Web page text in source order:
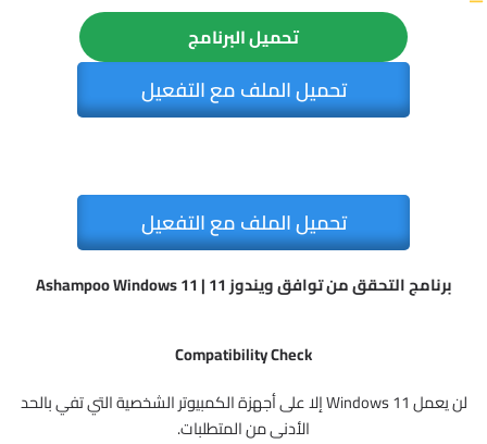
تحميل البرنامج
تحميل الملف مع التفعيل
تحميل الملف مع التفعيل
برنامج التحقق من توافق ويندوز 11 | Ashampoo Windows 11
Compatibility Check
لن يعمل Windows 11 إلا على أجهزة الكمبيوتر الشخصية التي تفي بالحد
الأدنى من المتطلبات.